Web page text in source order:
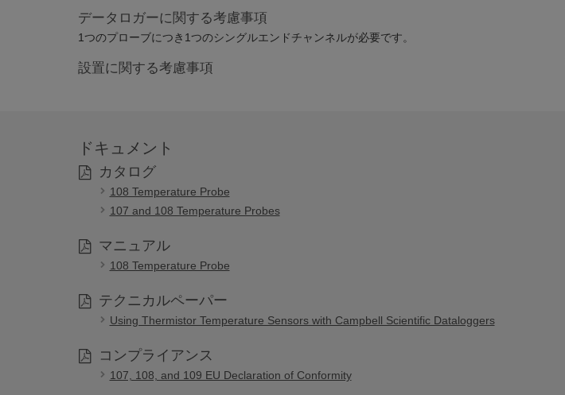
データロガーに関する考慮事項
1つのプローブにつき1つのシングルエンドチャンネルが必要です。
設置に関する考慮事項
ドキュメント
カタログ
108 Temperature Probe
107 and 108 Temperature Probes
マニュアル
108 Temperature Probe
テクニカルペーパー
Using Thermistor Temperature Sensors with Campbell Scientific Dataloggers
コンプライアンス
107, 108, and 109 EU Declaration of Conformity